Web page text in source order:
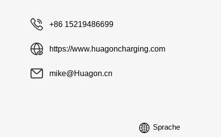
+86 15219486699
https://www.huagoncharging.com
mike@Huagon.cn
Sprache